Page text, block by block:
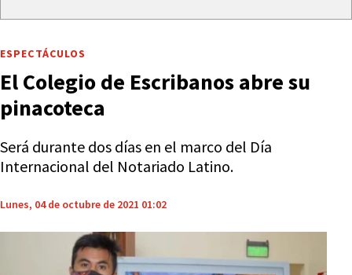
ESPECTÁCULOS
El Colegio de Escribanos abre su
pinacoteca
Será durante dos días en el marco del Día
Internacional del Notariado Latino.
Lunes, 04 de octubre de 2021 01:02